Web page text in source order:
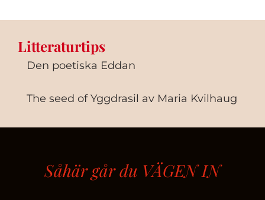
Litteraturtips
Den poetiska Eddan
The seed of Yggdrasil av Maria Kvilhaug
Såhär går du VÄGEN IN